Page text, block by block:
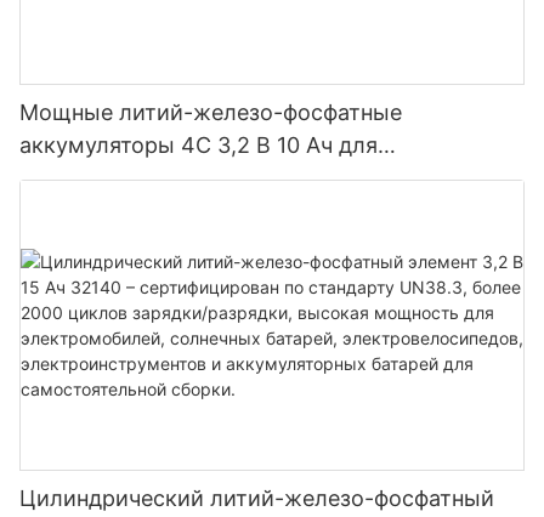
Мощные литий-железо-фосфатные
аккумуляторы 4C 3,2 В 10 Ач для
электроинструментов электромобилей
Цилиндрический литий-железо-фосфатный